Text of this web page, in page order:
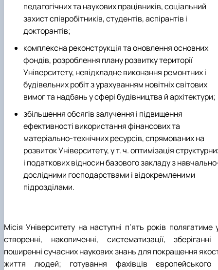
педагогічних та наукових працівників, соціальний
захист співробітників, студентів, аспірантів і
докторантів;
комплексна реконструкція та оновлення основних
фондів, розроблення плану розвитку території
Університету, невідкладне виконання ремонтних і
будівельних робіт з урахуванням новітніх світових
вимог та надбань у сфері будівництва й архітектури;
збільшення обсягів залучення і підвищення
ефективності використання фінансових та
матеріально-технічних ресурсів, спрямованих на
розвиток Університету, у т. ч. оптимізація
і податкових відносин базового закладу з
дослідними господарствами і відокремленими
підрозділами.
Місія Університету на наступні п’ять років полягатиме
створенні, накопиченні, систематизації, зберіганні
поширенні сучасних наукових знань для покращення
життя людей; готування фахівців європейського